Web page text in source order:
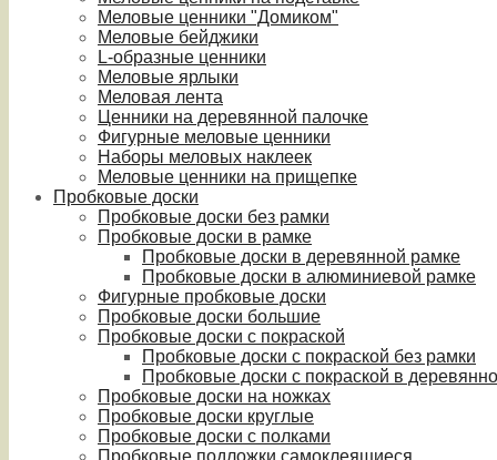
Меловые ценники "Домиком"
Меловые бейджики
L-образные ценники
Меловые ярлыки
Меловая лента
Ценники на деревянной палочке
Фигурные меловые ценники
Наборы меловых наклеек
Меловые ценники на прищепке
Пробковые доски
Пробковые доски без рамки
Пробковые доски в рамке
Пробковые доски в деревянной рамке
Пробковые доски в алюминиевой рамке
Фигурные пробковые доски
Пробковые доски большие
Пробковые доски с покраской
Пробковые доски с покраской без рамки
Пробковые доски с покраской в
Пробковые доски на ножках
Пробковые доски круглые
Пробковые доски с полками
Пробковые подложки самоклеящиеся